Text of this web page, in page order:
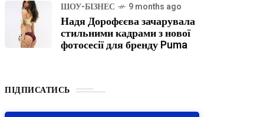
ШОУ-БІЗНЕС 9 months ago
Надя Дорофєєва зачарувала
стильними кадрами з нової
фотосесії для бренду Puma
ПІДПИСАТИСЬ